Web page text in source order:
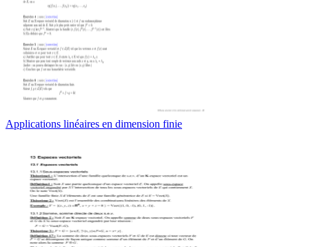
Applications linéaires en dimension finie